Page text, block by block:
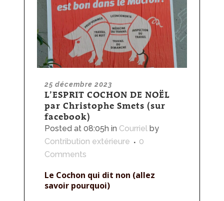
25 décembre 2023
L’ESPRIT COCHON DE NOËL
par Christophe Smets (sur
facebook)
Posted at 08:05h in Courriel by
Contribution extérieure
0
Comments
Le Cochon qui dit non (allez
savoir pourquoi)